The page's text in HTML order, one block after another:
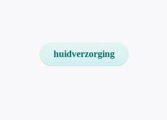
huidverzorging